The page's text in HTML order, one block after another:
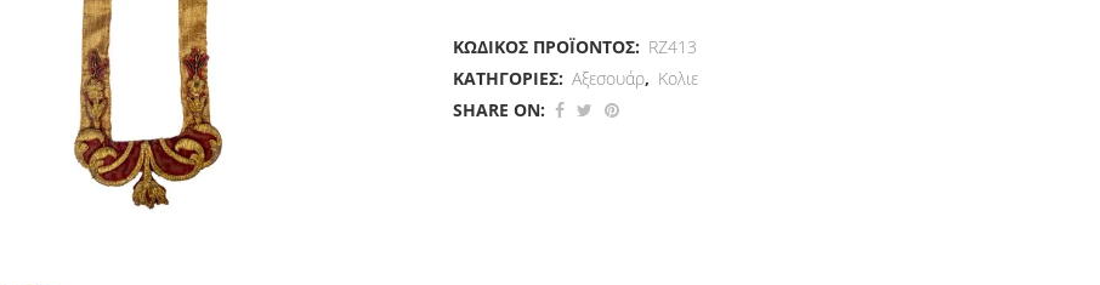
ΚΩΔΙΚΌΣ ΠΡΟΪΌΝΤΟΣ: RZ413
ΚΑΤΗΓΟΡΊΕΣ: Αξεσουάρ, Κολιε
SHARE ON: